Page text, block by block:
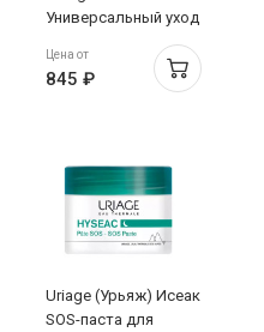
Универсальный уход
проблемной кожей
40 мл
Цена от
845 ₽
Uriage (Урьяж) Исеак
SOS-паста для